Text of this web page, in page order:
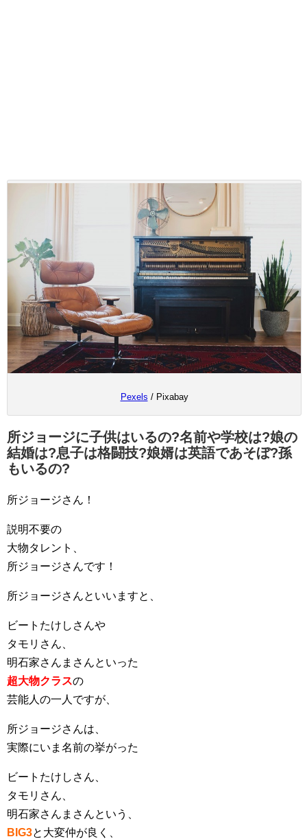
Pexels / Pixabay
所ジョージに子供はいるの?名前や学校は?娘の
結婚は?息子は格闘技?娘婿は英語であそぼ?孫
もいるの?
所ジョージさん！
説明不要の
大物タレント、
所ジョージさんです！
所ジョージさんといいますと、
ビートたけしさんや
タモリさん、
明石家さんまさんといった
超大物クラスの
芸能人の一人ですが、
所ジョージさんは、
実際にいま名前の挙がった
ビートたけしさん、
タモリさん、
明石家さんまさんという、
BIG3と大変仲が良く、